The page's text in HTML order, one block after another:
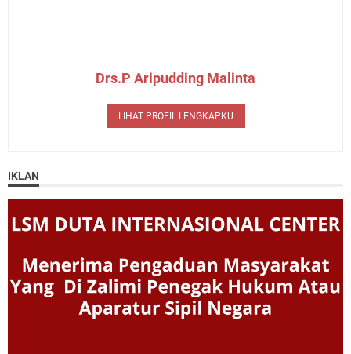
Drs.P Aripudding Malinta
LIHAT PROFIL LENGKAPKU
IKLAN